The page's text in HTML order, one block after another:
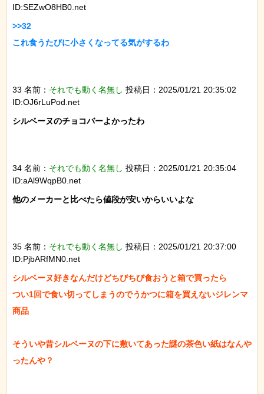
ID:SEZwO8HB0.net
>>32
これ食うたびに小さくなってる気がするわ
33 名前： それでも動く名無し 投稿日：2025/01/21 20:35:02
ID:OJ6rLuPod.net
シルベーヌのチョコバーよかったわ
34 名前： それでも動く名無し 投稿日：2025/01/21 20:35:04
ID:aAl9WqpB0.net
他のメーカーと比べたら値段が安いからいいよな
35 名前： それでも動く名無し 投稿日：2025/01/21 20:37:00
ID:PjbARfMN0.net
シルベーヌ好きなんだけどちびちび食おうと箱で買ったら
つい1回で食い切ってしまうのでうかつに箱を買えないジレンマ
商品
そういや昔シルベーヌの下に敷いてあった謎の茶色い紙はなんや
ったんや？